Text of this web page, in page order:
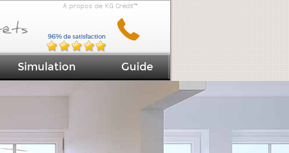
A propos de KG Crédit™
Simulation Guide